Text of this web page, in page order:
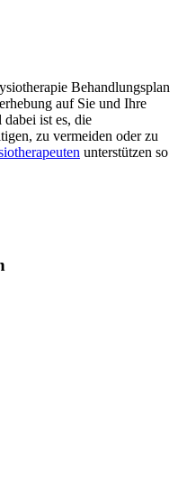
Behandlungsplan
auf Sie und Ihre
ist es, die
zu vermeiden oder zu
unterstützen so